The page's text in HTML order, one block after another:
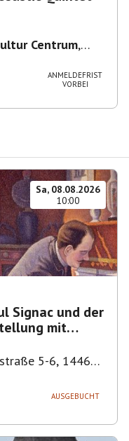
Centrum,
ANMELDEFRIST
VORBEI
Sa, 08.08.2026
10:00
Signac und der
mit
5-6, 14467
AUSGEBUCHT